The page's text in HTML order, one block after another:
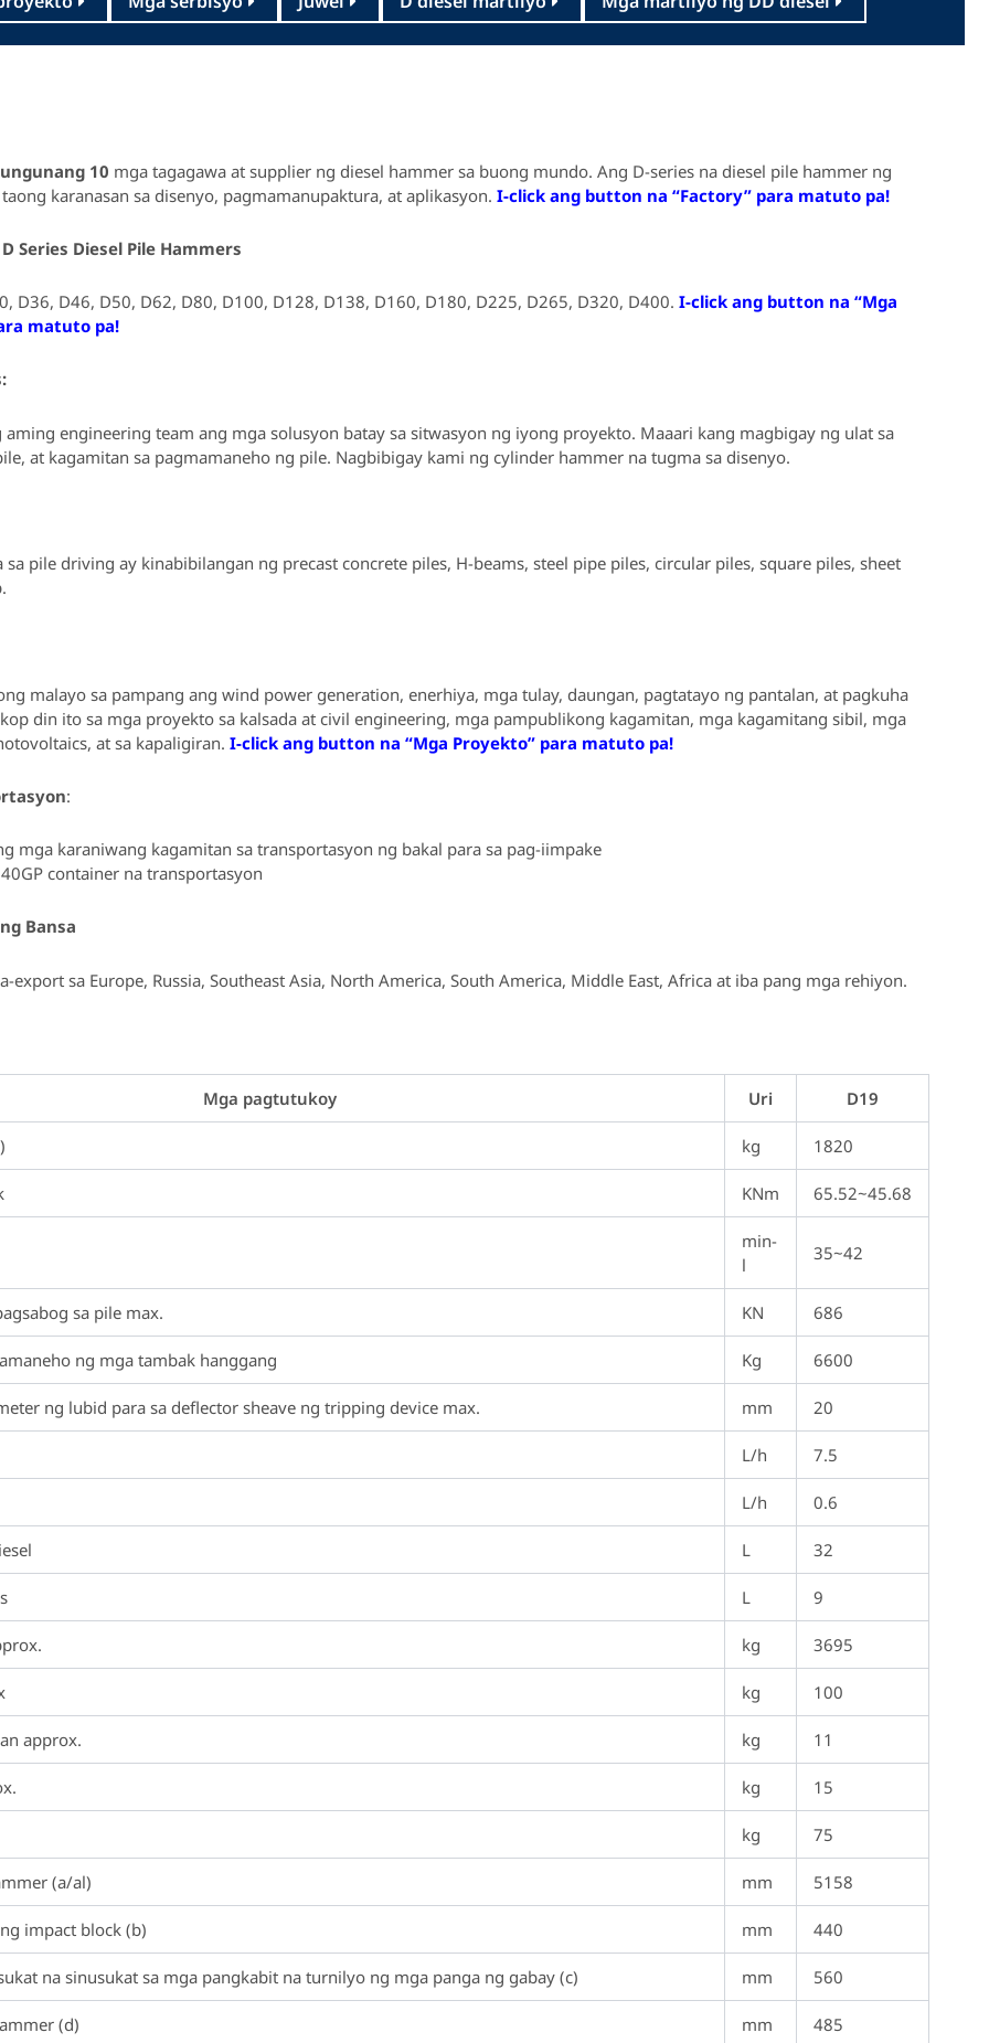
10 mga tagagawa at supplier ng diesel hammer sa buong mundo. Ang D-series na diesel pile hammer ng
karanasan sa disenyo, pagmamanupaktura, at aplikasyon. I-click ang button na “Factory” para matuto pa!
Series Diesel Pile Hammers
D36, D46, D50, D62, D80, D100, D128, D138, D160, D180, D225, D265, D320, D400. I-click ang button na “Mga
matuto pa!
engineering team ang mga solusyon batay sa sitwasyon ng iyong proyekto. Maaari kang magbigay ng ulat sa
at kagamitan sa pagmamaneho ng pile. Nagbibigay kami ng cylinder hammer na tugma sa disenyo.
pile driving ay kinabibilangan ng precast concrete piles, H-beams, steel pipe piles, circular piles, square piles, sheet
malayo sa pampang ang wind power generation, enerhiya, mga tulay, daungan, pagtatayo ng pantalan, at pagkuha
din ito sa mga proyekto sa kalsada at civil engineering, mga pampublikong kagamitan, mga kagamitang sibil, mga
at sa kapaligiran. I-click ang button na “Mga Proyekto” para matuto pa!
:
mga karaniwang kagamitan sa transportasyon ng bakal para sa pag-iimpake
container na transportasyon
Bansa
export sa Europe, Russia, Southeast Asia, North America, South America, Middle East, Africa at iba pang mga rehiyon.
Mga pagtutukoy Uri D19
kg 1820
KNm 65.52~45.68
min-
l
35~42
sa pile max. KN 686
ng mga tambak hanggang Kg 6600
ng lubid para sa deflector sheave ng tripping device max. mm 20
L/h 7.5
L/h 0.6
L 32
L 9
kg 3695
kg 100
approx. kg 11
kg 15
kg 75
(a/al) mm 5158
impact block (b) mm 440
na sinusukat sa mga pangkabit na turnilyo ng mga panga ng gabay (c) mm 560
(d) mm 485